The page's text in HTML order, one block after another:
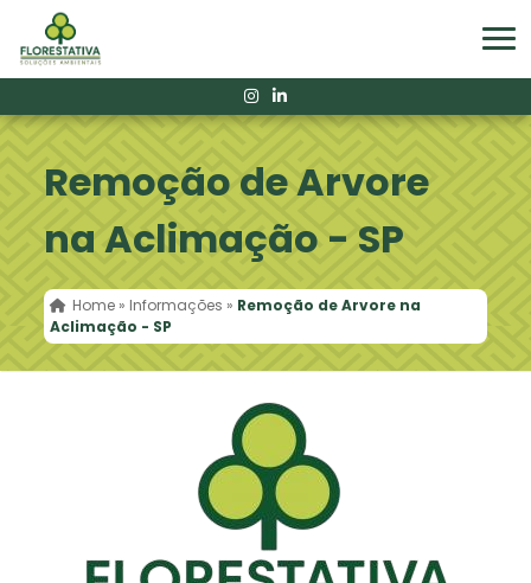
Remoção de Arvore
na Aclimação - SP
Home » Informações » Remoção de Arvore na
Aclimação - SP